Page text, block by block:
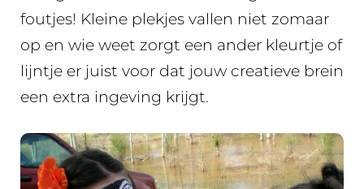
foutjes! Kleine plekjes vallen niet zomaar
op en wie weet zorgt een ander kleurtje of
lijntje er juist voor dat jouw creatieve brein
een extra ingeving krijgt.